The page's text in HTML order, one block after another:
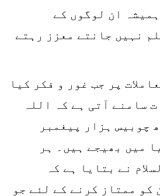
ان لوگوں کے
نہیں جانتے معزز رہتے
پر جب غور و فکر کیا
سامنے آتی ہے کہ اللہ
چوبیس ہزار پیغمبر
میں بھیجے ہیں۔ ہر
نے بتایا ہے کہ
کو ممتاز کرنے کے لئے جو